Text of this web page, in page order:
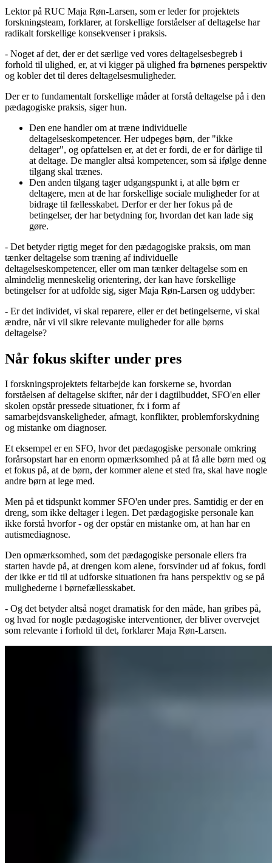
Lektor på RUC Maja Røn-Larsen, som er leder for projektets
forskningsteam, forklarer, at forskellige forståelser af deltagelse har
radikalt forskellige konsekvenser i praksis.
- Noget af det, der er det særlige ved vores deltagelsesbegreb i
forhold til ulighed, er, at vi kigger på ulighed fra børnenes perspektiv
og kobler det til deres deltagelsesmuligheder.
Der er to fundamentalt forskellige måder at forstå deltagelse på i den
pædagogiske praksis, siger hun.
Den ene handler om at træne individuelle
deltagelseskompetencer. Her udpeges børn, der "ikke
deltager", og opfattelsen er, at det er fordi, de er for dårlige til
at deltage. De mangler altså kompetencer, som så ifølge denne
tilgang skal trænes.
Den anden tilgang tager udgangspunkt i, at alle børn er
deltagere, men at de har forskellige sociale muligheder for at
bidrage til fællesskabet. Derfor er der her fokus på de
betingelser, der har betydning for, hvordan det kan lade sig
gøre.
- Det betyder rigtig meget for den pædagogiske praksis, om man
tænker deltagelse som træning af individuelle
deltagelseskompetencer, eller om man tænker deltagelse som en
almindelig menneskelig orientering, der kan have forskellige
betingelser for at udfolde sig, siger Maja Røn-Larsen og uddyber:
- Er det individet, vi skal reparere, eller er det betingelserne, vi skal
ændre, når vi vil sikre relevante muligheder for alle børns
deltagelse?
Når fokus skifter under pres
I forskningsprojektets feltarbejde kan forskerne se, hvordan
forståelsen af deltagelse skifter, når der i dagtilbuddet, SFO'en eller
skolen opstår pressede situationer, fx i form af
samarbejdsvanskeligheder, afmagt, konflikter, problemforskydning
og mistanke om diagnoser.
Et eksempel er en SFO, hvor det pædagogiske personale omkring
forårsopstart har en enorm opmærksomhed på at få alle børn med og
et fokus på, at de børn, der kommer alene et sted fra, skal have nogle
andre børn at lege med.
Men på et tidspunkt kommer SFO'en under pres. Samtidig er der en
dreng, som ikke deltager i legen. Det pædagogiske personale kan
ikke forstå hvorfor - og der opstår en mistanke om, at han har en
autismediagnose.
Den opmærksomhed, som det pædagogiske personale ellers fra
starten havde på, at drengen kom alene, forsvinder ud af fokus, fordi
der ikke er tid til at udforske situationen fra hans perspektiv og se på
mulighederne i børnefællesskabet.
- Og det betyder altså noget dramatisk for den måde, han gribes på,
og hvad for nogle pædagogiske interventioner, der bliver overvejet
som relevante i forhold til det, forklarer Maja Røn-Larsen.